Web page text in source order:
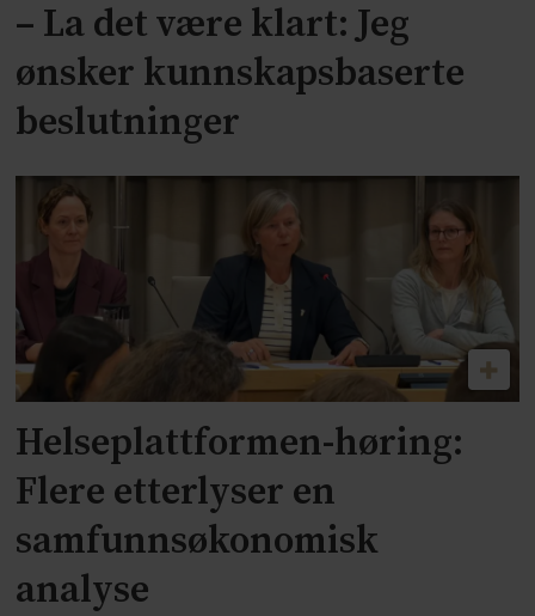
– La det være klart: Jeg
ønsker kunnskapsbaserte
beslutninger
Helseplattformen-høring:
Flere etterlyser en
samfunnsøkonomisk
analyse